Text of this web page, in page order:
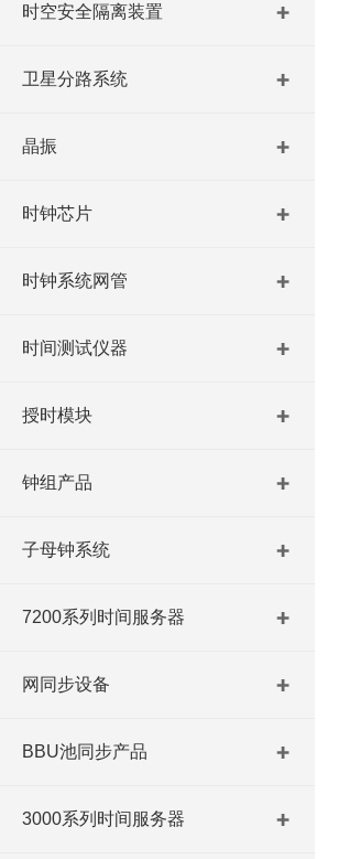
时空安全隔离装置
卫星分路系统
晶振
时钟芯片
时钟系统网管
时间测试仪器
授时模块
钟组产品
子母钟系统
7200系列时间服务器
网同步设备
BBU池同步产品
3000系列时间服务器